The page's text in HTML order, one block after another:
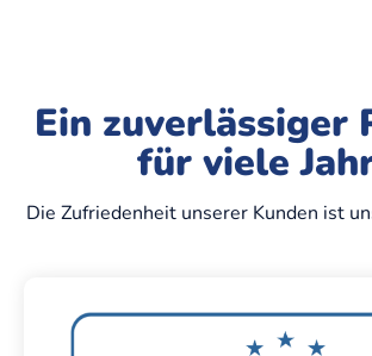
Ein zuverlässiger
für viele
Die Zufriedenheit unserer Kunden ist